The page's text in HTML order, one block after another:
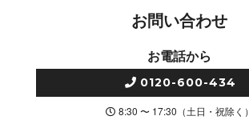
お問い合わせ
お電話から
0120-600-434
8:30 〜 17:30（土日・祝除く）